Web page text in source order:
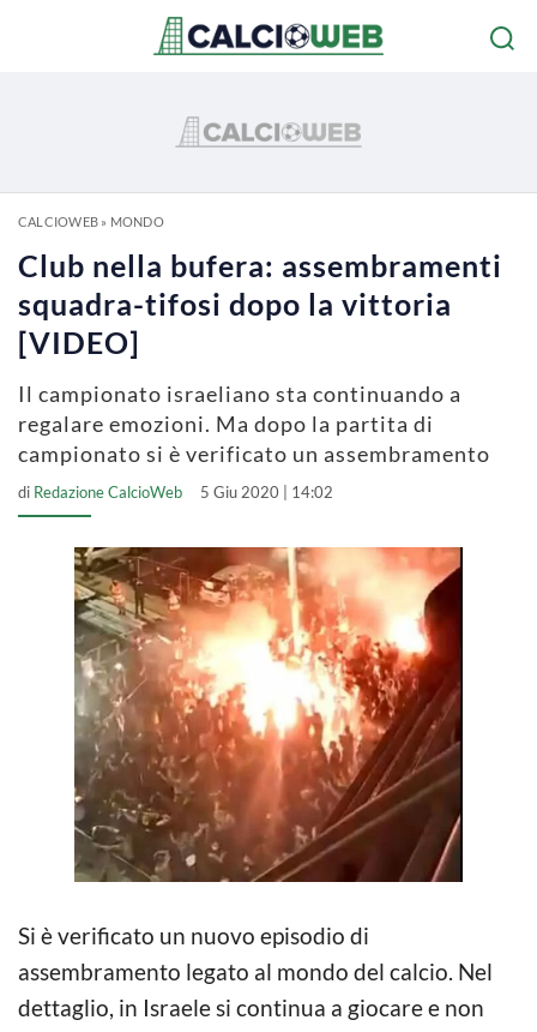
CALCIOWEB» MONDO
Club nella bufera: assembramenti
squadra-tifosi dopo la vittoria
[VIDEO]
Il campionato israeliano sta continuando a
regalare emozioni. Ma dopo la partita di
campionato si è verificato un assembramento
di Redazione CalcioWeb 5 Giu 2020 | 14:02
Si è verificato un nuovo episodio di
assembramento legato al mondo del calcio. Nel
dettaglio, in Israele si continua a giocare e non